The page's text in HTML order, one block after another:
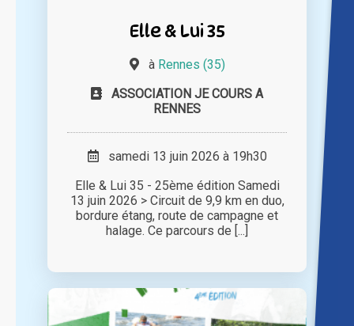
Elle & Lui 35
à Rennes (35)
ASSOCIATION JE COURS A
RENNES
samedi 13 juin 2026 à 19h30
Elle & Lui 35 - 25ème édition Samedi
13 juin 2026 > Circuit de 9,9 km en duo,
bordure étang, route de campagne et
halage. Ce parcours de [...]